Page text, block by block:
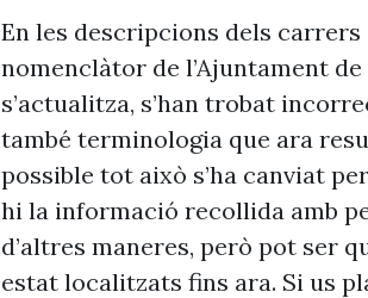
En les descripcions dels
nomenclàtor de l’Ajuntament
s’actualitza, s’han trobat
també terminologia que ara
possible tot això s’ha canviat
hi la informació recollida amb
d’altres maneres, però pot ser
estat localitzats fins ara. Si us